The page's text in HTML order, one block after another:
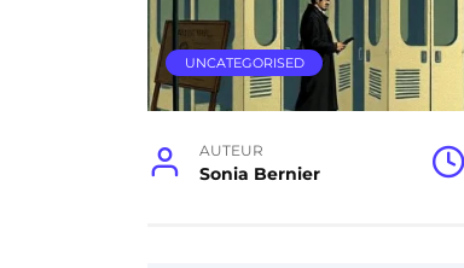
UNCATEGORISED
AUTEUR
Sonia Bernier